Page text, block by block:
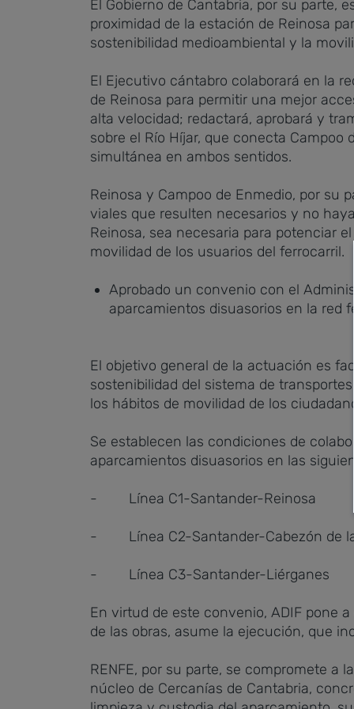
El Gobierno de Cantabria, por su parte,
proximidad de la estación de Reinosa
sostenibilidad medioambiental y la
El Ejecutivo cántabro colaborará en la
de Reinosa para permitir una mejor
alta velocidad; redactará, aprobará y
sobre el Río Híjar, que conecta
simultánea en ambos sentidos.
Reinosa y Campoo de Enmedio, por su
viales que resulten necesarios y no
Reinosa, sea necesaria para potenciar
movilidad de los usuarios del ferrocarril.
Aprobado un convenio con el
aparcamientos disuasorios en la red
El objetivo general de la actuación es
sostenibilidad del sistema de
los hábitos de movilidad de los
Se establecen las condiciones de
aparcamientos disuasorios en las
- Línea C1-Santander-Reinosa
- Línea C2-Santander-Cabezón de
- Línea C3-Santander-Liérganes
En virtud de este convenio, ADIF pone
de las obras, asume la ejecución, que
RENFE, por su parte, se compromete
núcleo de Cercanías de Cantabria,